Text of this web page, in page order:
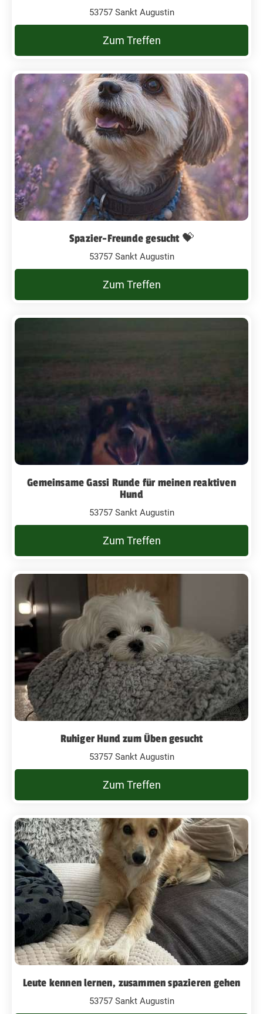
53757 Sankt Augustin
Zum Treffen
Spazier-Freunde gesucht 💝
53757 Sankt Augustin
Zum Treffen
Gemeinsame Gassi Runde für meinen reaktiven
Hund
53757 Sankt Augustin
Zum Treffen
Ruhiger Hund zum Üben gesucht
53757 Sankt Augustin
Zum Treffen
Leute kennen lernen, zusammen spazieren gehen
53757 Sankt Augustin